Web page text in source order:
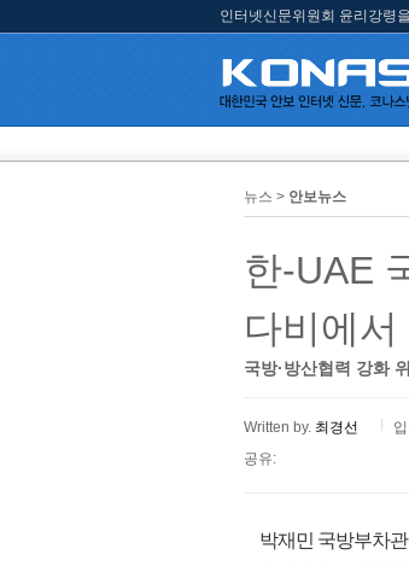
인터넷신문위원회 윤리강령
뉴스 > 안보뉴스
한-UAE
다비에서
국방·방산협력 강화
Written by. 최경선
공유:
박재민 국방부차